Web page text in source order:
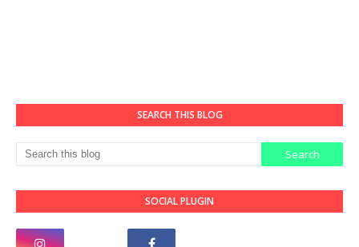
SEARCH THIS BLOG
SOCIAL PLUGIN